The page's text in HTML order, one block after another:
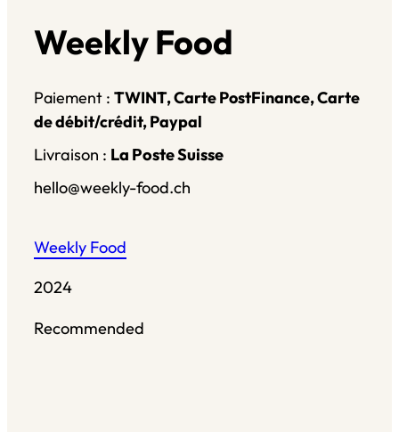
Weekly Food
Paiement : TWINT, Carte PostFinance, Carte
de débit/crédit, Paypal
Livraison : La Poste Suisse
hello@weekly-food.ch
Weekly Food
2024
Recommended